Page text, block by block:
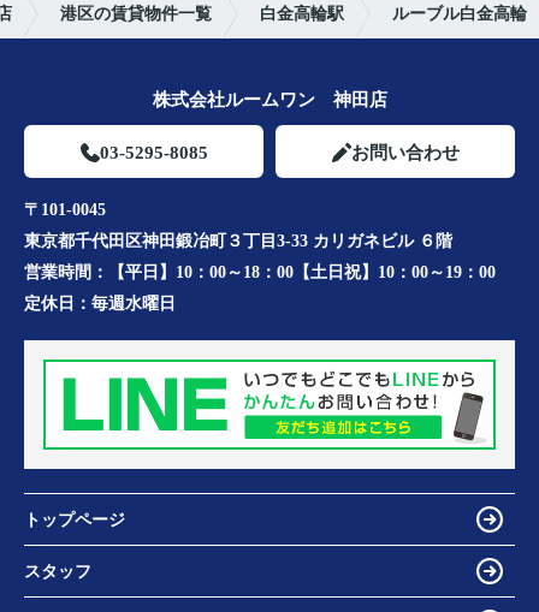
港区の賃貸物件一覧 白金高輪駅 ルーブル白金高輪
株式会社ルームワン 神田店
03-5295-8085 お問い合わせ
〒101-0045
東京都千代田区神田鍛冶町３丁目3-33 カリガネビル ６階
営業時間：
【平日】10：00～18：00【土日祝】10：00～19：00
定休日： 毎週水曜日
トップページ
スタッフ